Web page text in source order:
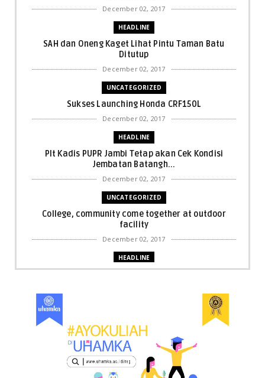
December 02, 2017
HEADLINE
SAH dan Oneng Kaget Lihat Pintu Taman Batu
Ditutup
December 02, 2017
UNCATEGORIZED
Sukses Launching Honda CRF150L
December 02, 2017
HEADLINE
Plt Kadis PUPR Jambi Tetap akan Cek Kondisi
Jembatan Batangh...
December 02, 2017
UNCATEGORIZED
College, community come together at outdoor
facility
December 02, 2017
HEADLINE
Dua Pria di Kandis Dibekuk Sat Narkoba Polres
Siak
December 02, 2017
UNCATEGORIZED